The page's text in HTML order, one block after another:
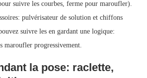
suivre les courbes, ferme pour maroufler).
pulvérisateur de solution et chiffons
suivre les en gardant une logique:
maroufler progressivement.
la pose: raclette,